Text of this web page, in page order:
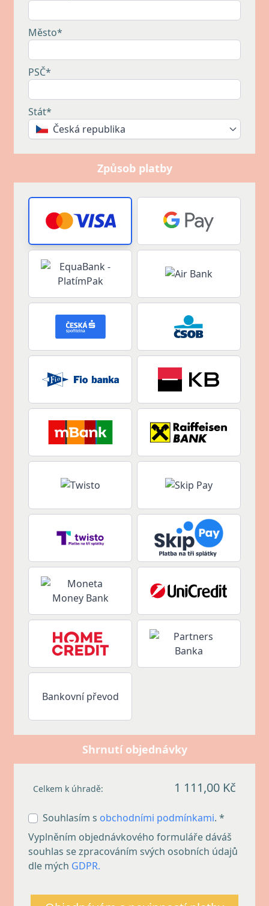
Město*
PSČ*
Stát*
Česká republika
Způsob platby
Bankovní převod
Shrnutí objednávky
Celkem k úhradě: 1 111,00 Kč
Souhlasím s obchodními podmínkami. *
Vyplněním objednávkového formuláře dáváš
souhlas se zpracováním svých osobních údajů
dle mých GDPR.